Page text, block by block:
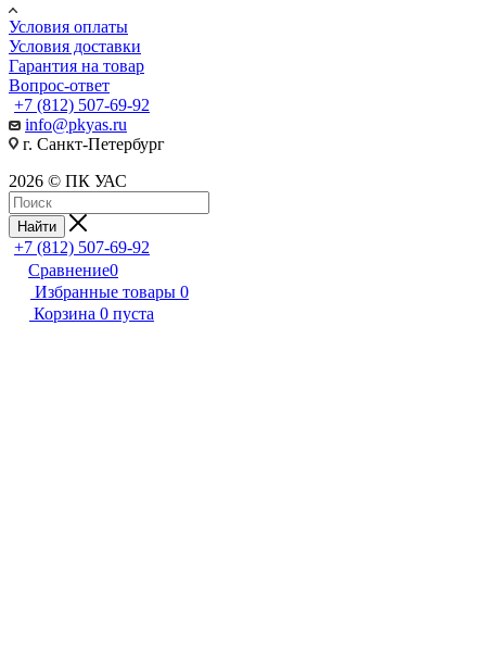
Условия оплаты
Условия доставки
Гарантия на товар
Вопрос-ответ
+7 (812) 507-69-92
info@pkyas.ru
г. Санкт-Петербург
2026 © ПК УАС
Найти
+7 (812) 507-69-92
Сравнение0
Избранные товары 0
Корзина 0 пуста